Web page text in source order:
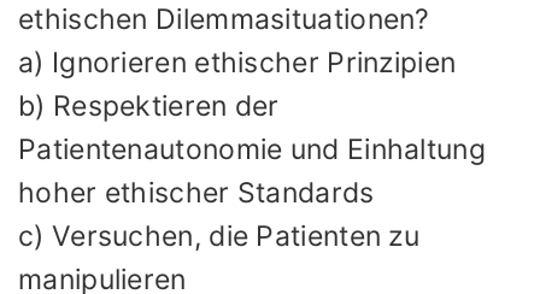
ethischen Dilemmasituationen?
a) Ignorieren ethischer Prinzipien
b) Respektieren der
Patientenautonomie und Einhaltung
hoher ethischer Standards
c) Versuchen, die Patienten zu
manipulieren